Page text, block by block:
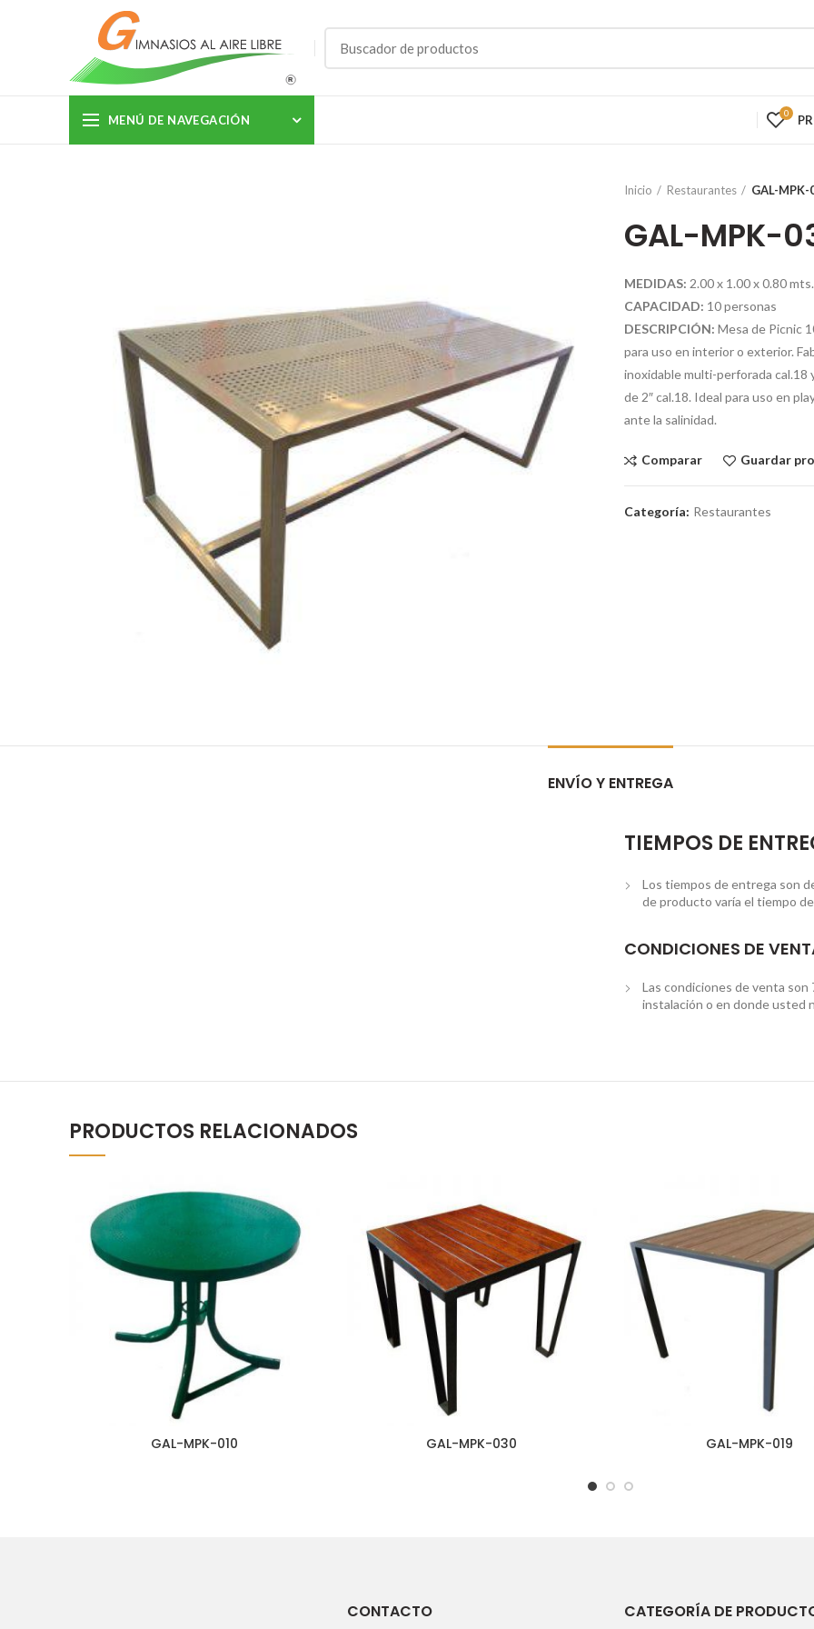
MENÚ DE NAVEGACIÓN 0
Inicio Restaurantes GAL-MPK-
GAL-MPK-
MEDIDAS: 2.00 x 1.00 x 0.80 mts.
CAPACIDAD: 10 personas
DESCRIPCIÓN: Mesa de Picnic
para uso en interior o exterior.
inoxidable multi-perforada cal.18
de 2″ cal.18. Ideal para uso en
ante la salinidad.
Comparar Guardar
Categoría: Restaurantes
ENVÍO Y ENTREGA
TIEMPOS DE
Los tiempos de entrega son
de producto varía el tiempo
CONDICIONES DE
Las condiciones de venta son
instalación o en donde usted
PRODUCTOS RELACIONADOS
GAL-MPK-010 GAL-MPK-030 GAL-MPK-019
CONTACTO CATEGORÍA DE